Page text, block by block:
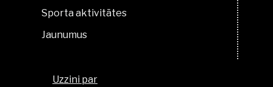
Sporta aktivitātes
Jaunumus
Uzzini par